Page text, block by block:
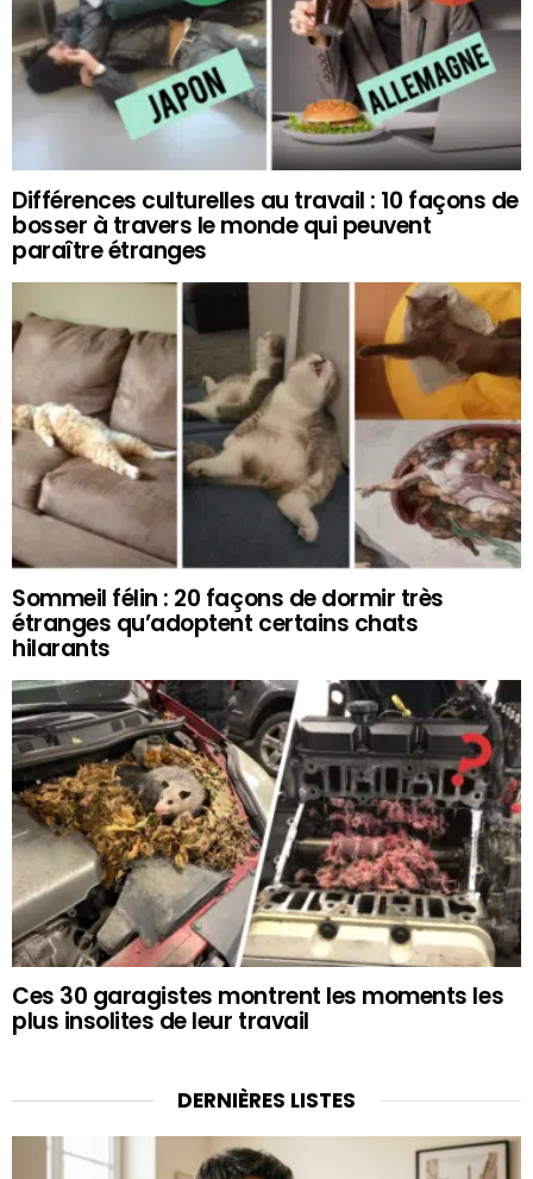
Différences culturelles au travail : 10 façons de
bosser à travers le monde qui peuvent
paraître étranges
Sommeil félin : 20 façons de dormir très
étranges qu’adoptent certains chats
hilarants
Ces 30 garagistes montrent les moments les
plus insolites de leur travail
DERNIÈRES LISTES